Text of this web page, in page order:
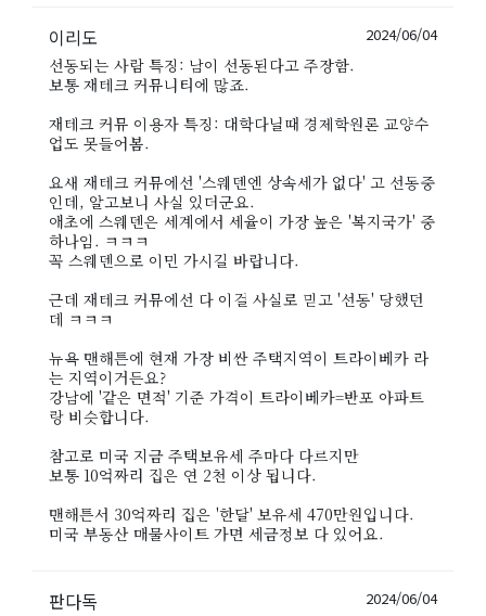
이리도 2024/06/04
선동되는 사람 특징: 남이 선동된다고 주장함.
보통 재테크 커뮤니티에 많죠.
재테크 커뮤 이용자 특징: 대학다닐때 경제학원론 교양수
업도 못들어봄.
요새 재테크 커뮤에선 '스웨덴엔 상속세가 없다' 고 선동중
인데, 알고보니 사실 있더군요.
애초에 스웨덴은 세계에서 세율이 가장 높은 '복지국가' 중
하나임. ㅋㅋㅋ
꼭 스웨덴으로 이민 가시길 바랍니다.
근데 재테크 커뮤에선 다 이걸 사실로 믿고 '선동' 당했던
데 ㅋㅋㅋ
뉴욕 맨해튼에 현재 가장 비싼 주택지역이 트라이베카 라
는 지역이거든요?
강남에 '같은 면적' 기준 가격이 트라이베카=반포 아파트
랑 비슷합니다.
참고로 미국 지금 주택보유세 주마다 다르지만
보통 10억짜리 집은 연 2천 이상 됩니다.
맨해튼서 30억짜리 집은 '한달' 보유세 470만원입니다.
미국 부동산 매물사이트 가면 세금정보 다 있어요.
판다독 2024/06/04